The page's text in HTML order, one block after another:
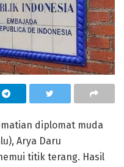
diplomat muda
Arya Daru
titik terang. Hasil